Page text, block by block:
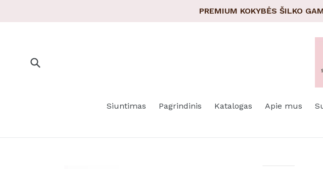
PREMIUM KOKYBĖS ŠILKO
Siuntimas Pagrindinis Katalogas Apie mus